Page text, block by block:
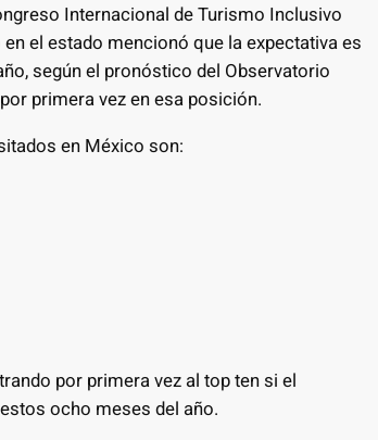
Internacional de Turismo Inclusivo
el estado mencionó que la expectativa es
según el pronóstico del Observatorio
primera vez en esa posición.
en México son:
por primera vez al top ten si el
ocho meses del año.